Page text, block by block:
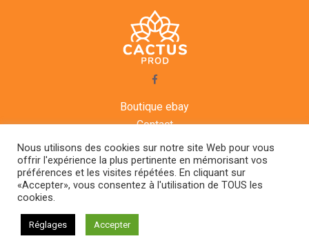
Boutique ebay
Contact
CGV
Mentions légales
Agenda
CACTUS PROD © 2021
+33.6.14.01.10.57
Nous utilisons des cookies sur notre site Web pour vous
offrir l'expérience la plus pertinente en mémorisant vos
préférences et les visites répétées. En cliquant sur
«Accepter», vous consentez à l'utilisation de TOUS les
cookies.
Réglages Accepter